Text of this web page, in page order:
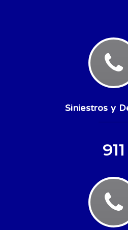
Siniestros y
911